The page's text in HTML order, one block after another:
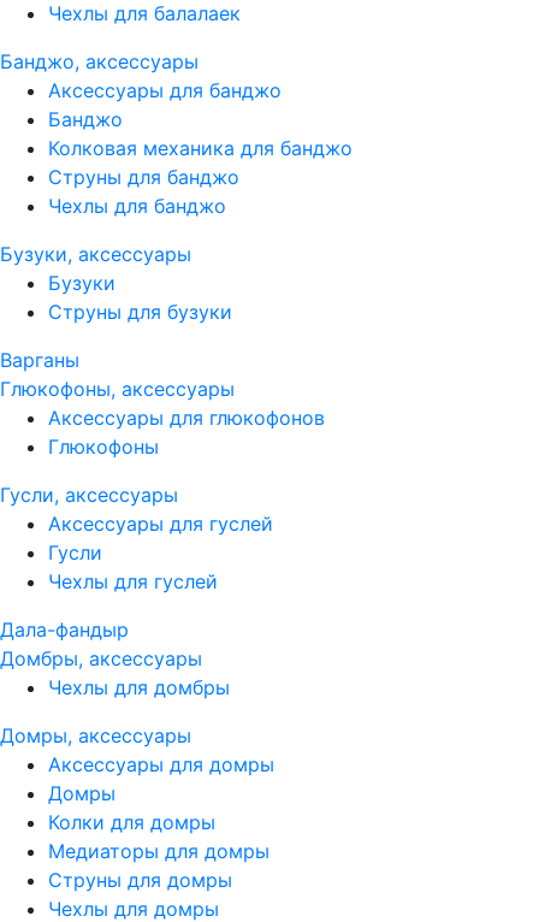
Чехлы для балалаек
Банджо, аксессуары
Аксессуары для банджо
Банджо
Колковая механика для банджо
Струны для банджо
Чехлы для банджо
Бузуки, аксессуары
Бузуки
Струны для бузуки
Варганы
Глюкофоны, аксессуары
Аксессуары для глюкофонов
Глюкофоны
Гусли, аксессуары
Аксессуары для гуслей
Гусли
Чехлы для гуслей
Дала-фандыр
Домбры, аксессуары
Чехлы для домбры
Домры, аксессуары
Аксессуары для домры
Домры
Колки для домры
Медиаторы для домры
Струны для домры
Чехлы для домры